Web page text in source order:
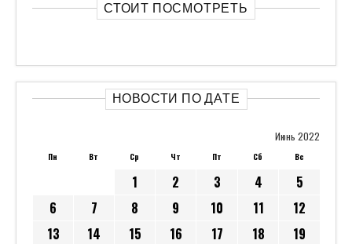
СТОИТ ПОСМОТРЕТЬ
НОВОСТИ ПО ДАТЕ
Июнь 2022
Пн Вт Ср Чт Пт Сб Вс
1 2 3 4
5
6
7 8 9 10 11
12
13
14 15 16 17 18
19